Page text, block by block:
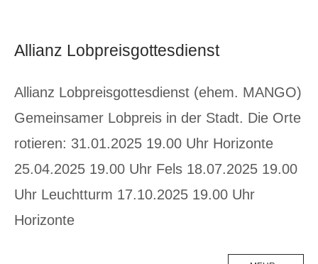
Allianz Lobpreisgottesdienst
Allianz Lobpreisgottesdienst (ehem. MANGO)
Gemeinsamer Lobpreis in der Stadt. Die Orte
rotieren: 31.01.2025 19.00 Uhr Horizonte
25.04.2025 19.00 Uhr Fels 18.07.2025 19.00
Uhr Leuchtturm 17.10.2025 19.00 Uhr
Horizonte